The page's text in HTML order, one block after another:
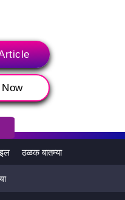
#EknathShinde
82lxI6wuvs
June 18, 2025
याचिका दाखल केली
फुटीमुळे दोन्ही गट आता
विचारसरणीवर आपला हक्क
ठळक बातम्या